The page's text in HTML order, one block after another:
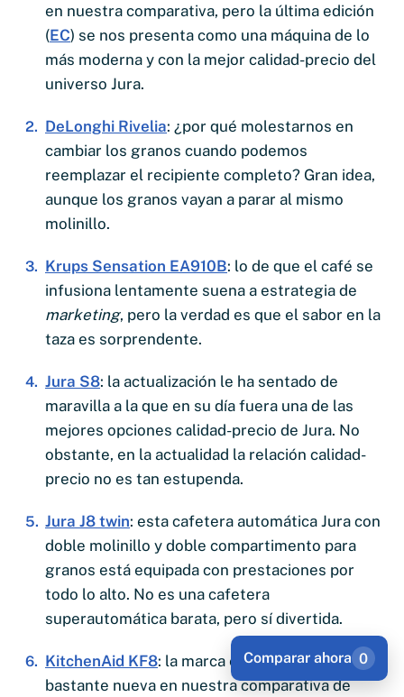
Comparar ahora 0
en nuestra comparativa, pero la última edición
(EC) se nos presenta como una máquina de lo
más moderna y con la mejor calidad-precio del
universo Jura.
DeLonghi Rivelia: ¿por qué molestarnos en
cambiar los granos cuando podemos
reemplazar el recipiente completo? Gran idea,
aunque los granos vayan a parar al mismo
molinillo.
Krups Sensation EA910B: lo de que el café se
infusiona lentamente suena a estrategia de
marketing, pero la verdad es que el sabor en la
taza es sorprendente.
Jura S8: la actualización le ha sentado de
maravilla a la que en su día fuera una de las
mejores opciones calidad-precio de Jura. No
obstante, en la actualidad la relación calidad-
precio no es tan estupenda.
Jura J8 twin: esta cafetera automática Jura con
doble molinillo y doble compartimento para
granos está equipada con prestaciones por
todo lo alto. No es una cafetera
superautomática barata, pero sí divertida.
KitchenAid KF8: la marca estadounidense es
bastante nueva en nuestra comparativa de